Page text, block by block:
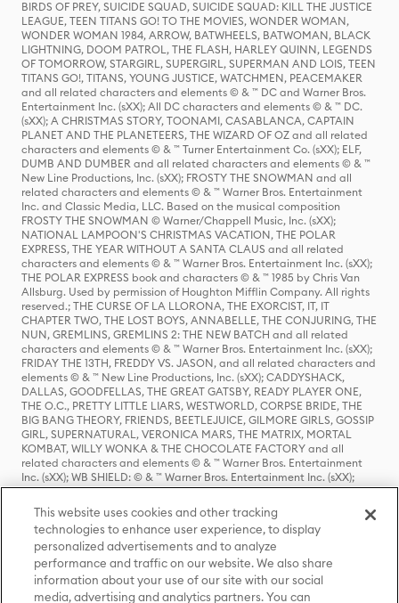
BIRDS OF PREY, SUICIDE SQUAD, SUICIDE SQUAD: KILL THE JUSTICE
LEAGUE, TEEN TITANS GO! TO THE MOVIES, WONDER WOMAN,
WONDER WOMAN 1984, ARROW, BATWHEELS, BATWOMAN, BLACK
LIGHTNING, DOOM PATROL, THE FLASH, HARLEY QUINN, LEGENDS
OF TOMORROW, STARGIRL, SUPERGIRL, SUPERMAN AND LOIS, TEEN
TITANS GO!, TITANS, YOUNG JUSTICE, WATCHMEN, PEACEMAKER
and all related characters and elements © & ™ DC and Warner Bros.
Entertainment Inc. (sXX); All DC characters and elements © & ™ DC.
(sXX); A CHRISTMAS STORY, TOONAMI, CASABLANCA, CAPTAIN
PLANET AND THE PLANETEERS, THE WIZARD OF OZ and all related
characters and elements © & ™ Turner Entertainment Co. (sXX); ELF,
DUMB AND DUMBER and all related characters and elements © & ™
New Line Productions, Inc. (sXX); FROSTY THE SNOWMAN and all
related characters and elements © & ™ Warner Bros. Entertainment
Inc. and Classic Media, LLC. Based on the musical composition
FROSTY THE SNOWMAN © Warner/Chappell Music, Inc. (sXX);
NATIONAL LAMPOON'S CHRISTMAS VACATION, THE POLAR
EXPRESS, THE YEAR WITHOUT A SANTA CLAUS and all related
characters and elements © & ™ Warner Bros. Entertainment Inc. (sXX);
THE POLAR EXPRESS book and characters © & ™ 1985 by Chris Van
Allsburg. Used by permission of Houghton Mifflin Company. All rights
reserved.; THE CURSE OF LA LLORONA, THE EXORCIST, IT, IT
CHAPTER TWO, THE LOST BOYS, ANNABELLE, THE CONJURING, THE
NUN, GREMLINS, GREMLINS 2: THE NEW BATCH and all related
characters and elements © & ™ Warner Bros. Entertainment Inc. (sXX);
FRIDAY THE 13TH, FREDDY VS. JASON, and all related characters and
elements © & ™ New Line Productions, Inc. (sXX); CADDYSHACK,
DALLAS, GOODFELLAS, THE GREAT GATSBY, READY PLAYER ONE,
THE O.C., PRETTY LITTLE LIARS, WESTWORLD, CORPSE BRIDE, THE
BIG BANG THEORY, FRIENDS, BEETLEJUICE, GILMORE GIRLS, GOSSIP
GIRL, SUPERNATURAL, VERONICA MARS, THE MATRIX, MORTAL
KOMBAT, WILLY WONKA & THE CHOCOLATE FACTORY and all
related characters and elements © & ™ Warner Bros. Entertainment
Inc. (sXX); WB SHIELD: © & ™ Warner Bros. Entertainment Inc. (sXX);
HOUSE OF THE DRAGON, GAME OF THRONES, and all related
characters and elements © & ™ Home Box Office, Inc. (sXX); CHILLING
ADVENTURES OF SABRINA, RIVERDALE © & ™ Warner Bros.
Entertainment Inc. Archie Comics and all related characters and
elements © & ™ Archie Comic Publications, Inc. Used with permission.
(sXX); SEINFELD and all related characters and elements © & ™ Castle
Rock Entertainment. (sXX); TED LASSO © & ™ Warner Bros.
Entertainment Inc. & Universal Television LLC (sXX); THE HOBBIT: AN
This website uses cookies and other tracking
technologies to enhance user experience, to display
personalized advertisements and to analyze
performance and traffic on our website. We also share
information about your use of our site with our social
media, advertising and analytics partners. You can